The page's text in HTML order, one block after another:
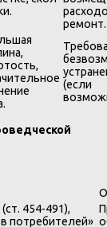
ремонт.
(если
454-491),
потребителей»